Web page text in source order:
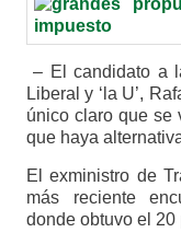
– El candidato a
Liberal y ‘la U’,
único claro que se
que haya
El exministro de
más reciente
donde obtuvo el 20